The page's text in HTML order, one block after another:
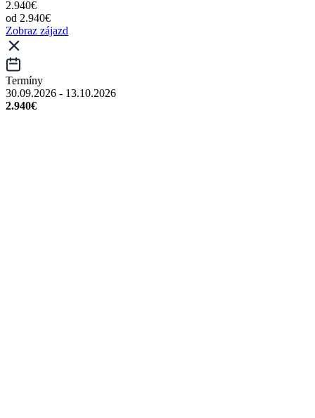
2.940€
od 2.940€
Zobraz zájazd
Termíny
30.09.2026 - 13.10.2026
2.940€